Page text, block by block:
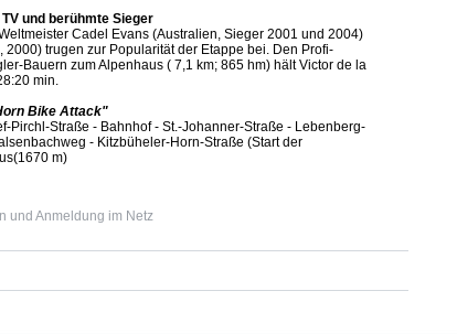
und berühmte Sieger
Cadel Evans (Australien, Sieger 2001 und 2004)
2000) trugen zur Popularität der Etappe bei. Den Profi-
Bauern zum Alpenhaus ( 7,1 km; 865 hm) hält Victor de la
min.
Bike Attack"
Pirchl-Straße - Bahnhof - St.-Johanner-Straße - Lebenberg-
- Kitzbüheler-Horn-Straße (Start der
m)
und Anmeldung im Netz